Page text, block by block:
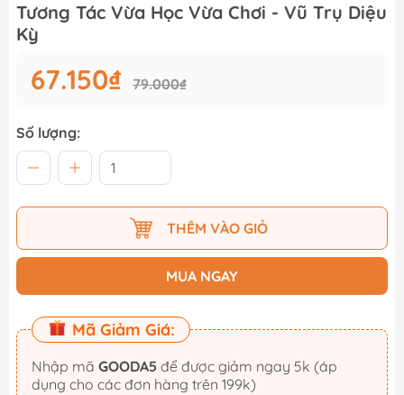
Tương Tác Vừa Học Vừa Chơi - Vũ Trụ Diệu
Kỳ
67.150₫ 79.000₫
Số lượng:
THÊM VÀO GIỎ
MUA NGAY
Mã Giảm Giá:
Nhập mã GOODA5
dụng cho các đơn hàng trên 199k)